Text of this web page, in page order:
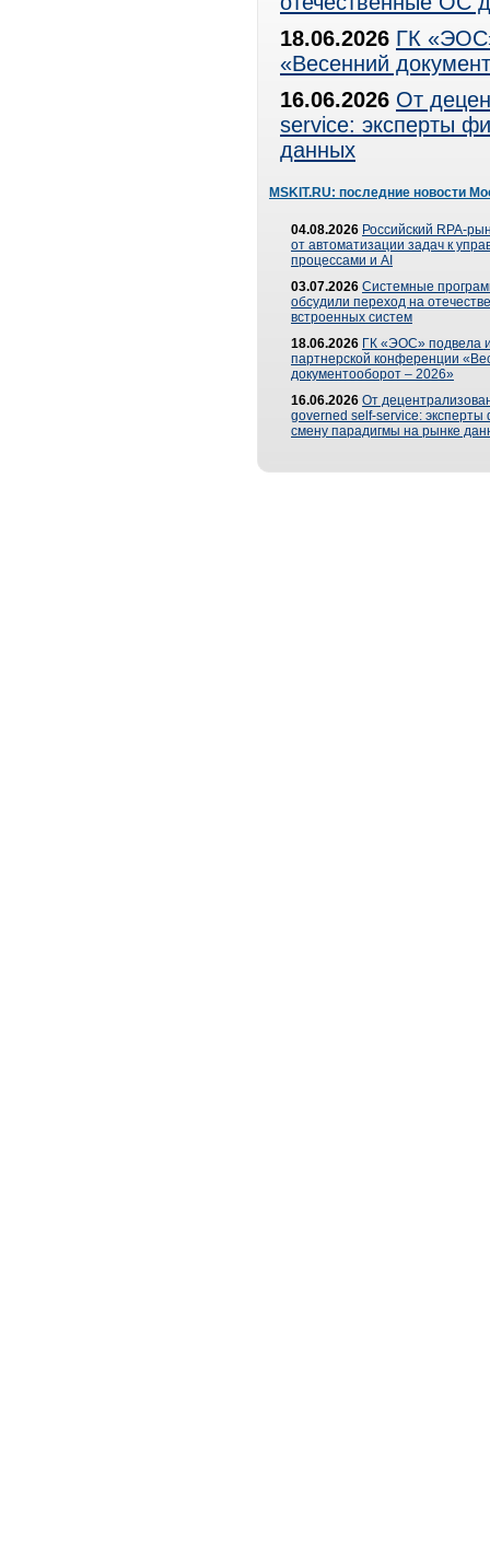
18.06.2026 ГК
«Весенний
16.06.2026 От
service: эксперты
данных
MSKIT.RU: последние новости
04.08.2026 Российский RPA-
от автоматизации задач к
процессами и AI
03.07.2026 Системные
обсудили переход на
встроенных систем
18.06.2026 ГК «ЭОС» подвела
партнерской конференции
документооборот – 2026»
16.06.2026 От
governed self-service: эксперты
смену парадигмы на рынке